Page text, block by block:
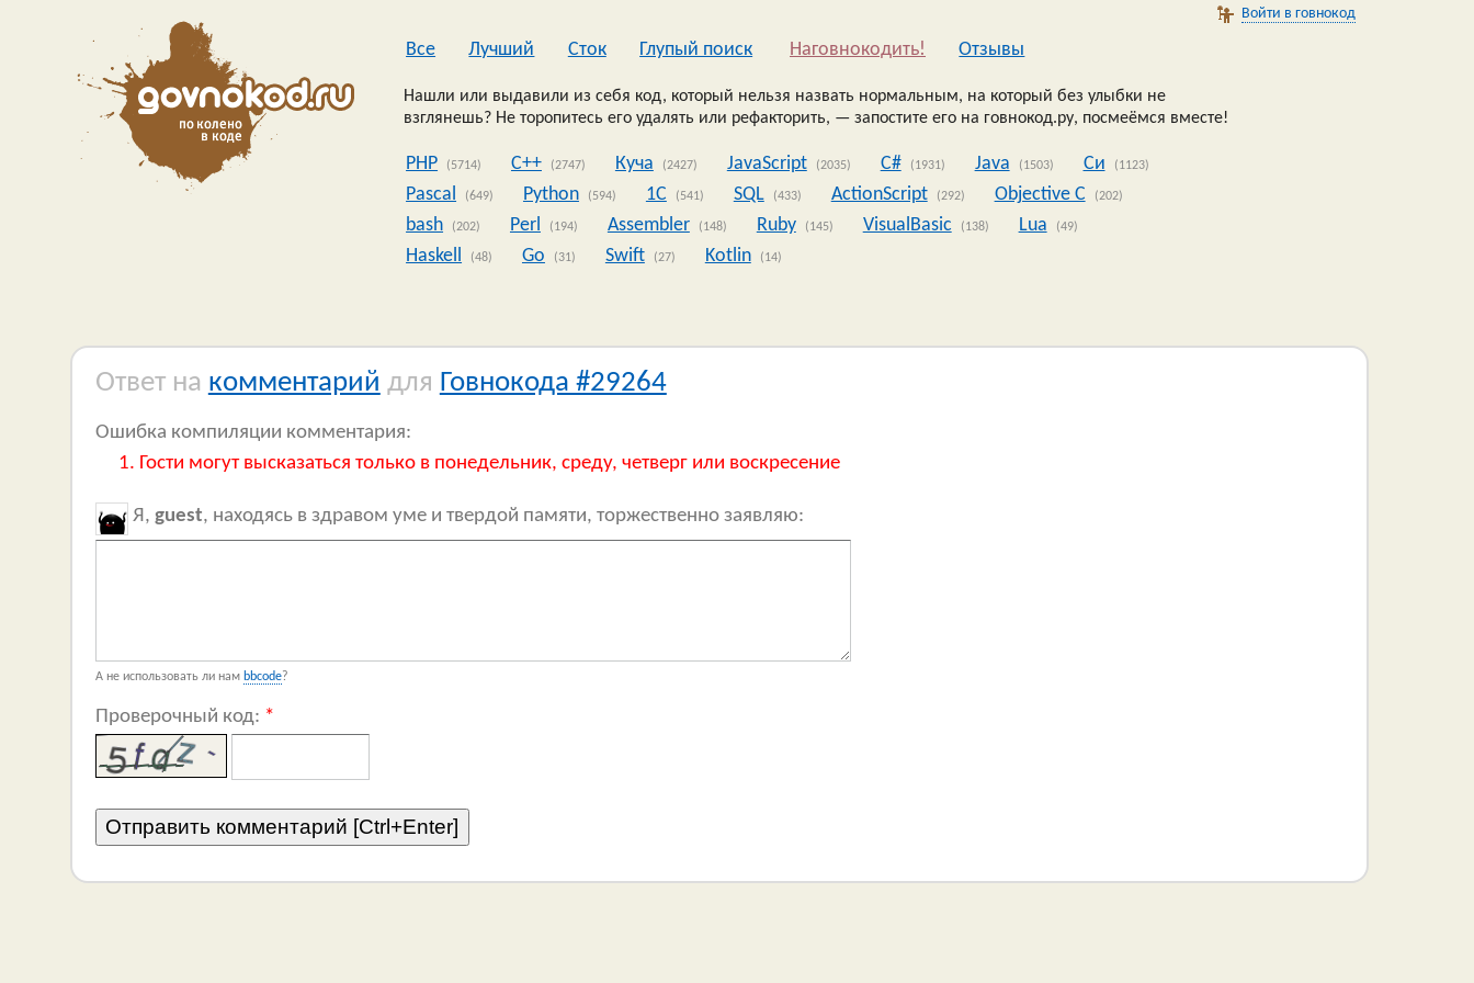
Войти в говнокод
Все Лучший Сток Глупый поиск Наговнокодить! Oтзывы
Нашли или выдавили из себя код, который нельзя назвать нормальным, на который без улыбки не
взглянешь? Не торопитесь его удалять или рефакторить, — запостите его на говнокод.ру, посмеёмся вместе!
PHP (5714) C++ (2747) Куча (2427) JavaScript (2035) C# (1931) Java (1503) Си (1123)
Pascal (649) Python (594) 1C (541) SQL (433) ActionScript (292) Objective C (202)
bash (202) Perl (194) Assembler (148) Ruby (145) VisualBasic (138) Lua (49)
Haskell (48) Go (31) Swift (27) Kotlin (14)
Ответ на комментарий для Говнокода #29264
Ошибка компиляции комментария:
Гости могут высказаться только в понедельник, среду, четверг или воскресение
Я, guest, находясь в здравом уме и твердой памяти, торжественно заявляю:
А не использовать ли нам bbcode?
Проверочный код: *